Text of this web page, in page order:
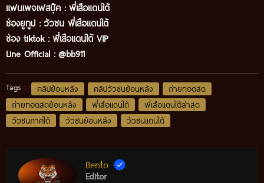
แฟนเพจเฟสบุ๊ค : พี่เสือแดนใต้
ช่องยูทูป : วัวชน พี่เสือแดนใต้
ช่อง tiktok : พี่เสือแดนใต้ VIP
Line Official : @bb911
Tags : คลิปย้อนหลัง คลิปวัวชนย้อนหลัง
ถ่ายทอดสด
ถ่ายทอดสดย้อนหลัง
พี่เสือแดนใต้
พี่เสือแดนใต้ล่าสุด
วัวชนภาคใต้
วัวชนย้อนหลัง วัวชนแดนใต้
Bento
Editor